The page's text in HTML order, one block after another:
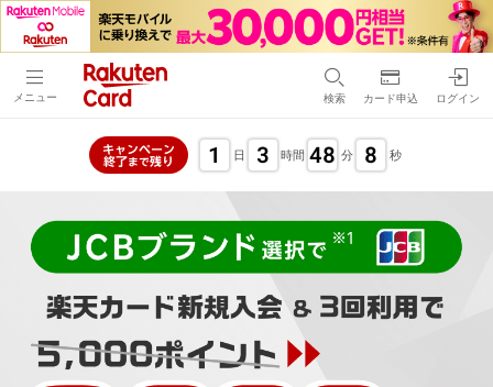
メニュー 検索 カード申込 ログイン
キャンペーン
終了まで残り 1 日 3 時間 48 分 6 秒